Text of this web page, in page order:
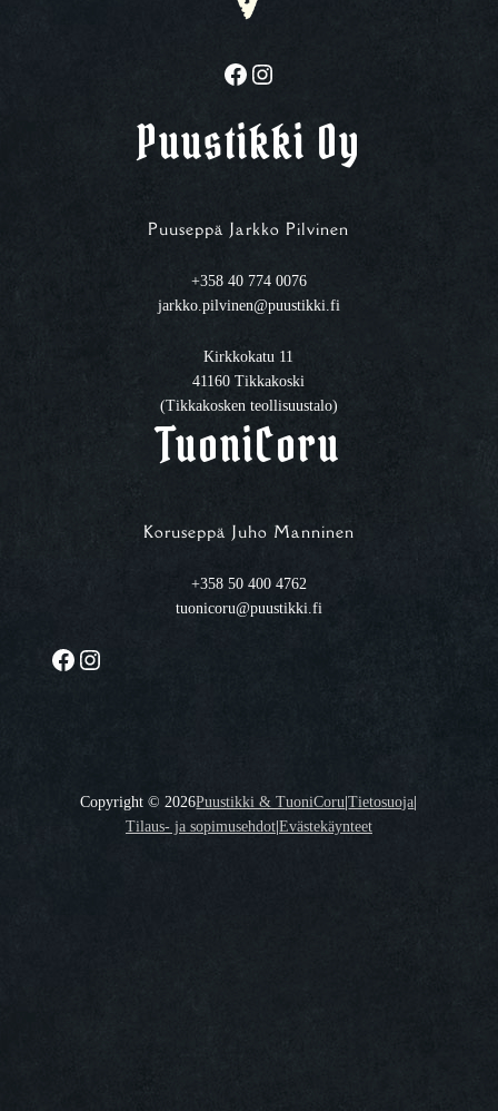
Facebook Instagram
Puustikki Oy
Puuseppä Jarkko Pilvinen
+358 40 774 0076
jarkko.pilvinen@puustikki.fi
Kirkkokatu 11
41160 Tikkakoski
(Tikkakosken teollisuustalo)
TuoniCoru
Koruseppä Juho Manninen
+358 50 400 4762
tuonicoru@puustikki.fi
Facebook Instagram
Copyright ©2026Puustikki & TuoniCoru|Tietosuoja|
Tilaus- ja sopimusehdot|Evästekäynteet